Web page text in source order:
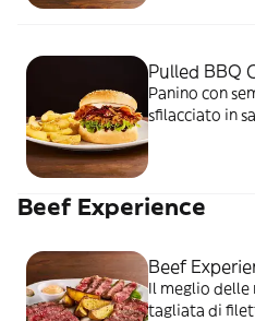
Pulled BBQ
Panino con
sfilacciato in
insalata
Beef Experience
Beef
Il meglio delle
tagliata di